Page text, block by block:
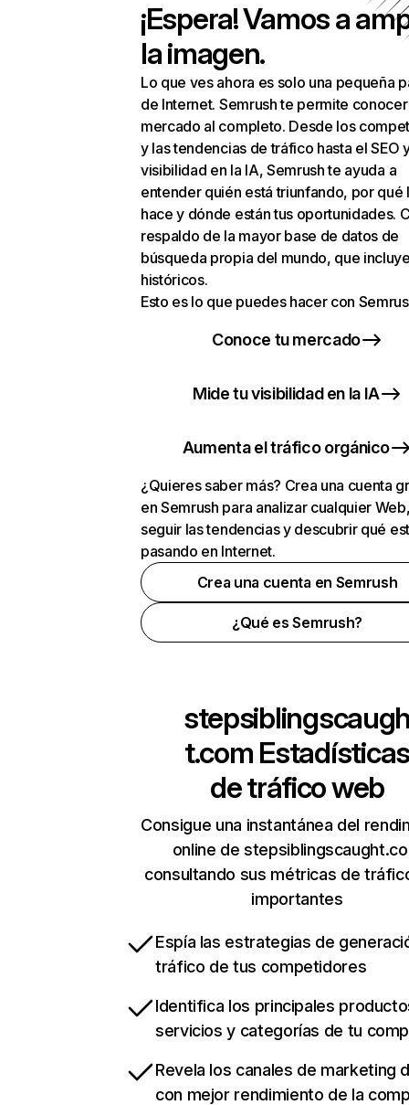
¡Espera! Vamos a
la imagen.
Lo que ves ahora es solo una pequeña
de Internet. Semrush te permite
mercado al completo. Desde los
y las tendencias de tráfico hasta el SEO
visibilidad en la IA, Semrush te ayuda a
entender quién está triunfando, por qué
hace y dónde están tus oportunidades.
respaldo de la mayor base de datos de
búsqueda propia del mundo, que
históricos.
Esto es lo que puedes hacer con
Conoce tu mercado
Mide tu visibilidad en la IA
Aumenta el tráfico orgánico
¿Quieres saber más? Crea una cuenta
en Semrush para analizar cualquier
seguir las tendencias y descubrir qué
pasando en Internet.
Crea una cuenta en Semrush
¿Qué es Semrush?
t.com Estadísticas
de tráfico web
Consigue una instantánea del
online de
consultando sus métricas de
importantes
Espía las estrategias de
tráfico de tus competidores
Identifica los principales
servicios y categorías de tu
Revela los canales de marketing
con mejor rendimiento de la